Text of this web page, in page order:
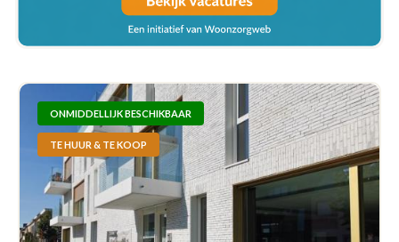
ONMIDDELLIJK BESCHIKBAAR
TE HUUR & TE KOOP